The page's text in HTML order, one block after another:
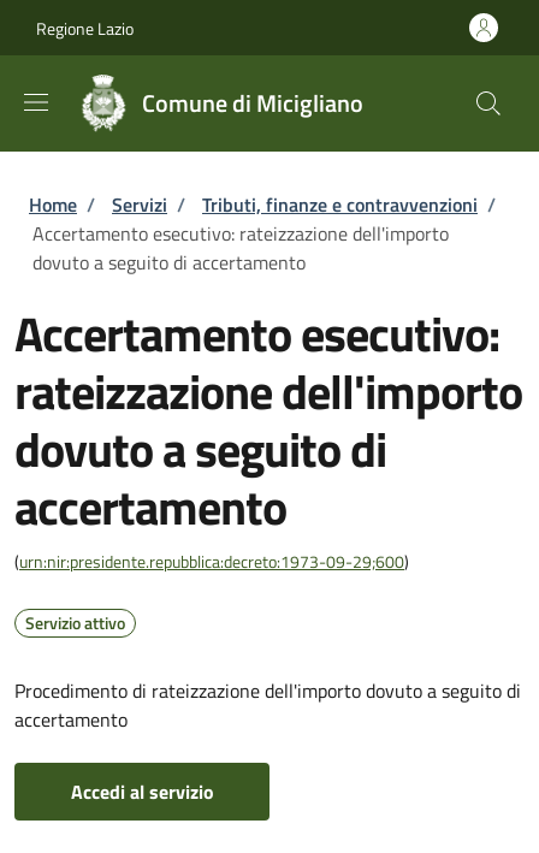
Regione Lazio
Comune di Micigliano
Briciole di pane
Home / Servizi / Tributi, finanze e contravvenzioni /
Accertamento esecutivo: rateizzazione dell'importo
dovuto a seguito di accertamento
Accertamento esecutivo:
rateizzazione dell'importo
dovuto a seguito di
accertamento
(urn:nir:presidente.repubblica:decreto:1973-09-29;600)
Servizio attivo
Procedimento di rateizzazione dell'importo dovuto a seguito di
accertamento
Accedi al servizio